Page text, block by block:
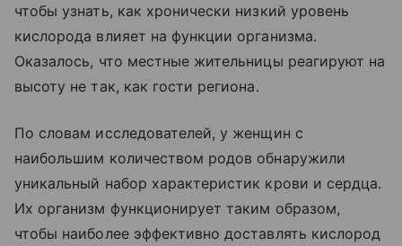
чтобы узнать, как хронически низкий уровень
кислорода влияет на функции организма.
Оказалось, что местные жительницы реагируют на
высоту не так, как гости региона.
По словам исследователей, у женщин с
наибольшим количеством родов обнаружили
уникальный набор характеристик крови и сердца.
Их организм функционирует таким образом,
чтобы наиболее эффективно доставлять кислород